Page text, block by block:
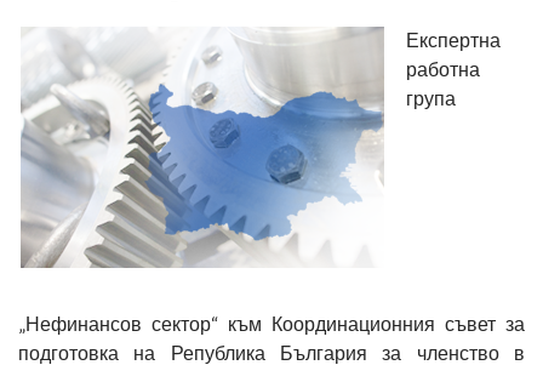
Експертна
работна
група
„Нефинансов сектор“ към Координационния съвет за
подготовка на Република България за членство в